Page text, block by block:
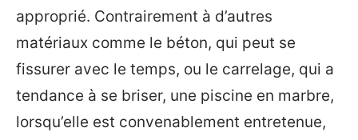
approprié. Contrairement à d’autres
matériaux comme le béton, qui peut se
fissurer avec le temps, ou le carrelage, qui a
tendance à se briser, une piscine en marbre,
lorsqu’elle est convenablement entretenue,